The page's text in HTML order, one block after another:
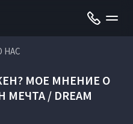
НАС
МОЕ МНЕНИЕ О
МЕЧТА / DREAM